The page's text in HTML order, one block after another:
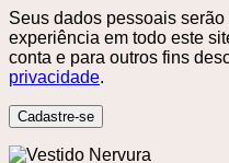
Seus dados pessoais
experiência em todo este
conta e para outros fins
privacidade.
Cadastre-se